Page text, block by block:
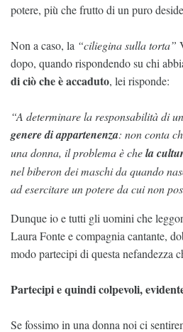
potere, più che frutto di un puro
Non a caso, la “ciliegina sulla torta”
dopo, quando rispondendo su chi
di ciò che è accaduto, lei risponde:
“A determinare la responsabilità di
genere di appartenenza: non conta
una donna, il problema è chela
nel biberon dei maschi da quando
ad esercitare un potere da cui non
Dunque io e tutti gli uomini che
Laura Fonte e compagnia cantante,
modo partecipi di questa nefandezza
Partecipi e quindi colpevoli,
Se fossimo in una donna noi ci